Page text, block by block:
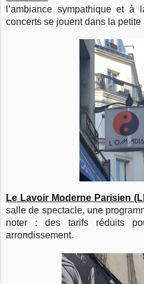
l’ambiance sympathique et à
concerts se jouent dans la petite
Le Lavoir Moderne Parisien
salle de spectacle, une
noter : des tarifs réduits
arrondissement.